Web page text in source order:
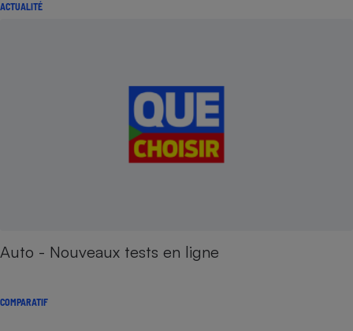
ACTUALITÉ
Auto - Nouveaux tests en ligne
COMPARATIF